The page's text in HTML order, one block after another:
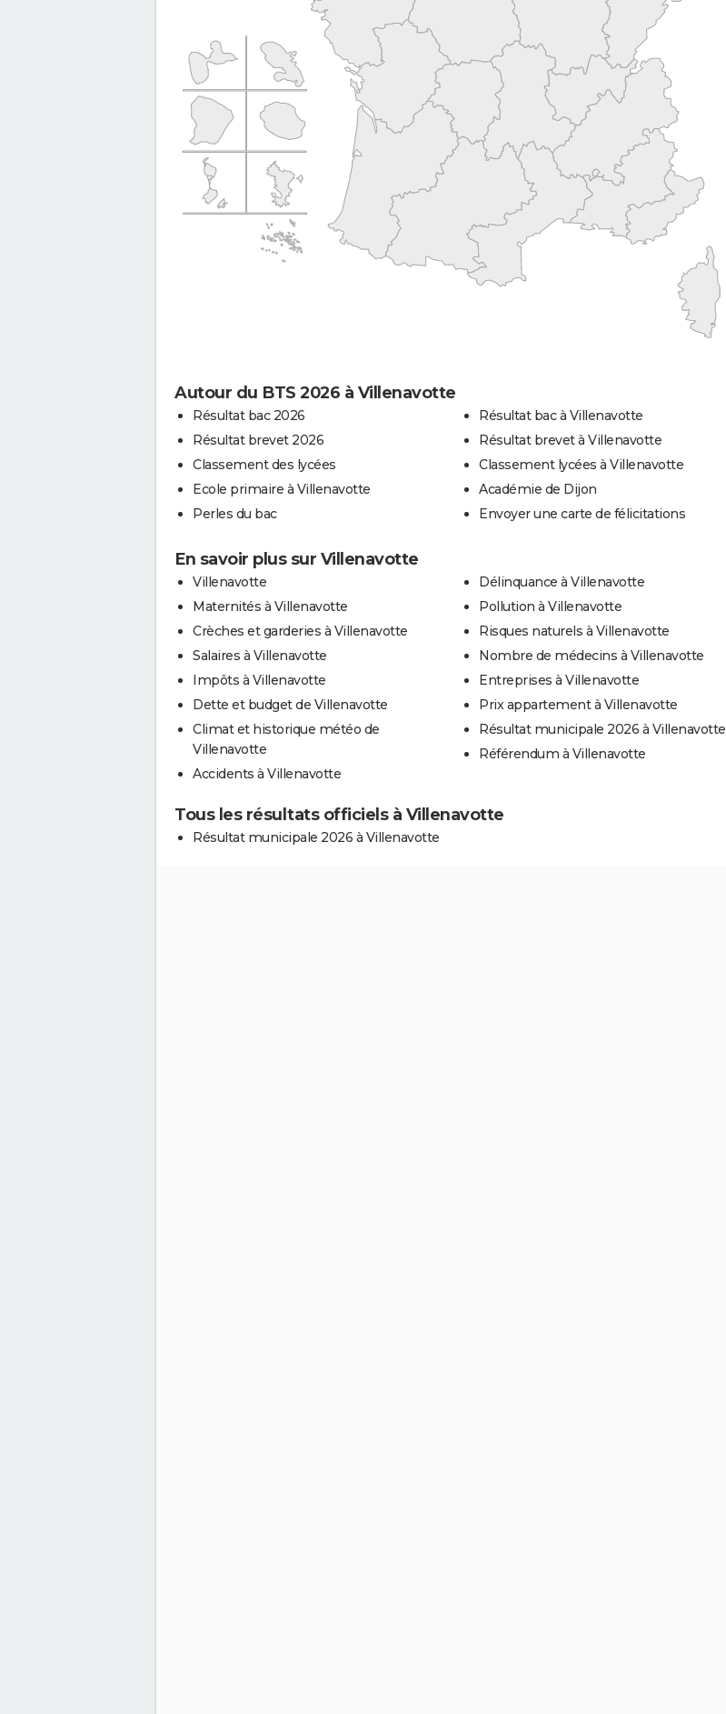
Autour du BTS 2026 à Villenavotte
Résultat bac 2026
Résultat brevet 2026
Classement des lycées
Ecole primaire à Villenavotte
Perles du bac
Résultat bac à Villenavotte
Résultat brevet à Villenavotte
Classement lycées à Villenavotte
Académie de Dijon
Envoyer une carte de félicitations
En savoir plus sur Villenavotte
Villenavotte
Maternités à Villenavotte
Crèches et garderies à Villenavotte
Salaires à Villenavotte
Impôts à Villenavotte
Dette et budget de Villenavotte
Climat et historique météo de
Villenavotte
Accidents à Villenavotte
Délinquance à Villenavotte
Pollution à Villenavotte
Risques naturels à Villenavotte
Nombre de médecins à Villenavotte
Entreprises à Villenavotte
Prix appartement à Villenavotte
Résultat municipale 2026 à Villenavotte
Référendum à Villenavotte
Tous les résultats officiels à Villenavotte
Résultat municipale 2026 à Villenavotte